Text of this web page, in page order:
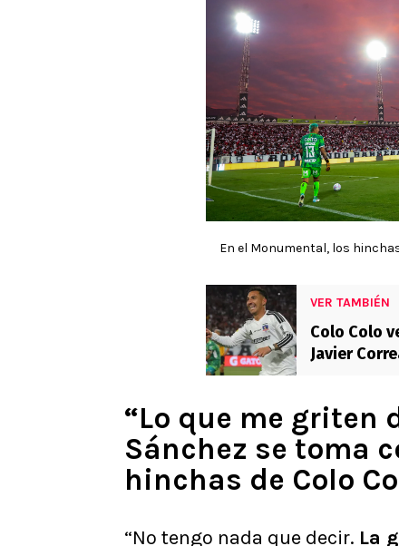
En el Monumental, los
VER TAMBIÉN
Colo Colo
Javier
“Lo que me griten
Sánchez se toma
hinchas de Colo
“No tengo nada que decir. La